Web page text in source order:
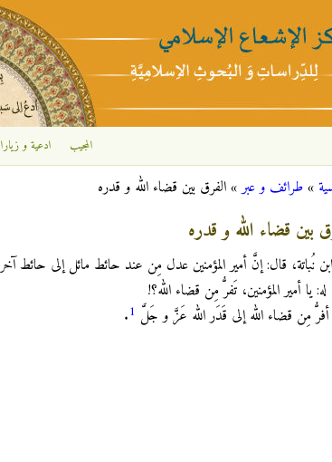
تجاوز
المجيب ادعية و
»طرائف و عبر»الفرق بين قضاء الله و قدره
بين قضاء الله و قدره
نُباتة، قال: إنَّ أمير المؤمنين عدل مِن عند حائط مائل إلى حائط
يا أمير المؤمنين، تَفرُّ مِن قضاء الله؟!
مِن قضاء الله إلى قَدَر الله عَزَّ و جَلَّ 1
.